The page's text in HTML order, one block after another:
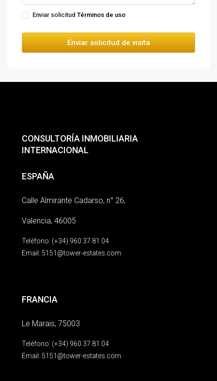
Enviar solicitud Términos de uso
Enviar solicitud de visita
CONSULTORÍA INMOBILIARIA
INTERNACIONAL
ESPAÑA
Calle Almirante Cadarso, n° 26,
Valencia, 46005
Teléfono: (+34) 960 37 81 04
Email: 5151@tower-estates.com
FRANCIA
Le Marais, 75003
Teléfono: (+34) 960 37 81 04
Email: 5151@tower-estates.com